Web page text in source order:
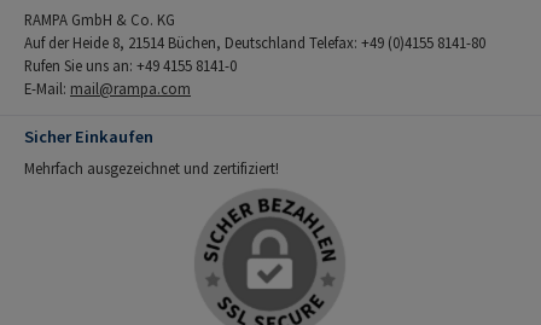
RAMPA GmbH & Co. KG
Auf der Heide 8, 21514 Büchen, Deutschland Telefax: +49 (0)4155 8141-80
Rufen Sie uns an: +49 4155 8141-0
E-Mail: mail@rampa.com
Sicher Einkaufen
Mehrfach ausgezeichnet und zertifiziert!